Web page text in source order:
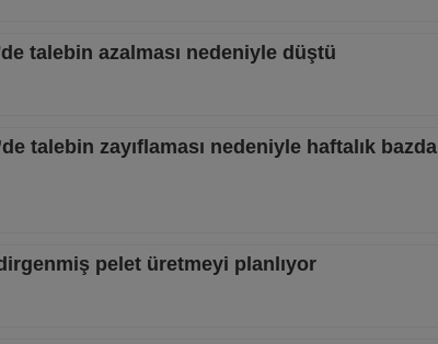
talebin azalması nedeniyle düştü
talebin zayıflaması nedeniyle haftalık bazda
pelet üretmeyi planlıyor